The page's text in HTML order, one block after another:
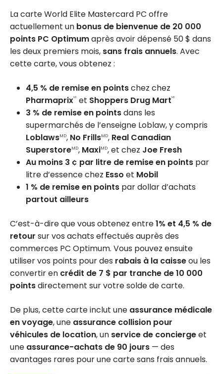
La carte World Elite Mastercard PC offre
actuellement un bonus de bienvenue de 20 000
points PC Optimumaprès avoir dépensé 50 $ dans
les deux premiers mois, sans frais annuels. Avec
cette carte, vous obtenez :
4,5 % de remise en pointschez chez
PharmaprixMD et Shoppers Drug MartMD
3 % de remise en pointsdans les
supermarchés de l’enseigne Loblaw, y compris
LoblawsMD, No FrillsMD, Real Canadian
SuperstoreMD, MaxiMD, et chez Joe Fresh
Au moins 3 ¢ par litre de remise en points par
litre d’essence chez Esso et Mobil
1 % de remise en points par dollar d’achats
partout ailleurs
C’est-à-dire que vous obtenez entre1% et 4,5 % de
retour sur vos achats effectués auprès des
commerces PC Optimum. Vous pouvez ensuite
utiliser vos points pour des rabais à la caisseou les
convertir en crédit de 7 $ par tranche de 10 000
pointsdirectement sur votre solde de carte.
De plus, cette carte inclut une assurance médicale
en voyage, une assurance collision pour
véhicules de location, un service de conciergeet
une assurance-achats de 90 jours — des
avantages rares pour une carte sans frais annuels.